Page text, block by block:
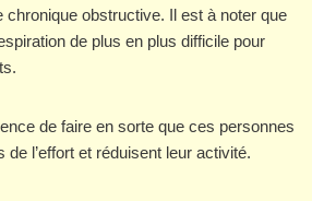
chronique obstructive. Il est à noter que
de plus en plus difficile pour
de faire en sorte que ces personnes
l’effort et réduisent leur activité.